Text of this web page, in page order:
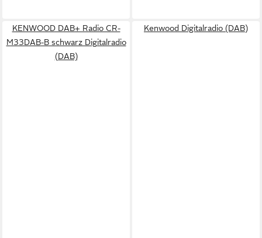
KENWOOD DAB+ Radio CR-
M33DAB-B schwarz Digitalradio
(DAB)
Kenwood Digitalradio (DAB)